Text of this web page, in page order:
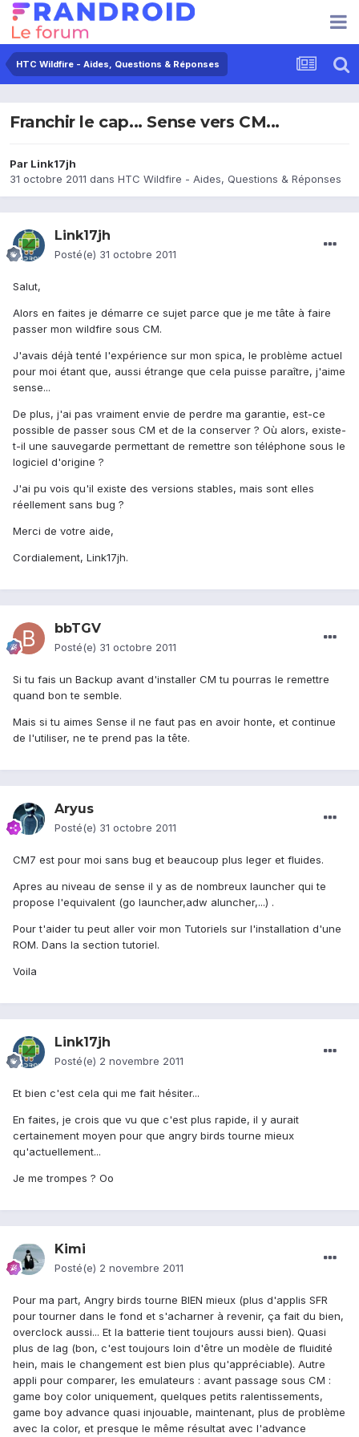
HTC Wildfire - Aides, Questions & Réponses
Franchir le cap... Sense vers CM...
Par Link17jh
31 octobre 2011 dans HTC Wildfire - Aides, Questions & Réponses
Link17jh
Posté(e) 31 octobre 2011
Salut,
Alors en faites je démarre ce sujet parce que je me tâte à faire
passer mon wildfire sous CM.
J'avais déjà tenté l'expérience sur mon spica, le problème actuel
pour moi étant que, aussi étrange que cela puisse paraître, j'aime
sense...
De plus, j'ai pas vraiment envie de perdre ma garantie, est-ce
possible de passer sous CM et de la conserver ? Où alors, existe-
t-il une sauvegarde permettant de remettre son téléphone sous le
logiciel d'origine ?
J'ai pu vois qu'il existe des versions stables, mais sont elles
réellement sans bug ?
Merci de votre aide,
Cordialement, Link17jh.
bbTGV
Posté(e) 31 octobre 2011
Si tu fais un Backup avant d'installer CM tu pourras le remettre
quand bon te semble.
Mais si tu aimes Sense il ne faut pas en avoir honte, et continue
de l'utiliser, ne te prend pas la tête.
Aryus
Posté(e) 31 octobre 2011
CM7 est pour moi sans bug et beaucoup plus leger et fluides.
Apres au niveau de sense il y as de nombreux launcher qui te
propose l'equivalent (go launcher,adw aluncher,...) .
Pour t'aider tu peut aller voir mon Tutoriels sur l'installation d'une
ROM. Dans la section tutoriel.
Voila
Link17jh
Posté(e) 2 novembre 2011
Et bien c'est cela qui me fait hésiter...
En faites, je crois que vu que c'est plus rapide, il y aurait
certainement moyen pour que angry birds tourne mieux
qu'actuellement...
Je me trompes ? Oo
Kimi
Posté(e) 2 novembre 2011
Pour ma part, Angry birds tourne BIEN mieux (plus d'applis SFR
pour tourner dans le fond et s'acharner à revenir, ça fait du bien,
overclock aussi... Et la batterie tient toujours aussi bien). Quasi
plus de lag (bon, c'est toujours loin d'être un modèle de fluidité
hein, mais le changement est bien plus qu'appréciable). Autre
appli pour comparer, les emulateurs : avant passage sous CM :
game boy color uniquement, quelques petits ralentissements,
game boy advance quasi injouable, maintenant, plus de problème
avec la color, et presque le même résultat avec l'advance